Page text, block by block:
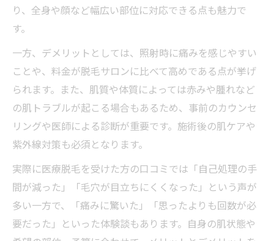
り、全身や顔など幅広い部位に対応できる点も魅力で
す。
一方、デメリットとしては、照射時に痛みを感じやすい
ことや、料金が脱毛サロンに比べて高めである点が挙げ
られます。また、肌質や体質によっては赤みや腫れなど
の肌トラブルが起こる場合もあるため、事前のカウンセ
リングや医師による診断が重要です。施術後の肌ケアや
紫外線対策も必須となります。
実際に医療脱毛を受けた方の口コミでは「自己処理の手
間が減った」「毛穴が目立ちにくくなった」という声が
多い一方で、「痛みに驚いた」「思ったよりも回数が必
要だった」といった体験談もあります。自身の肌状態や